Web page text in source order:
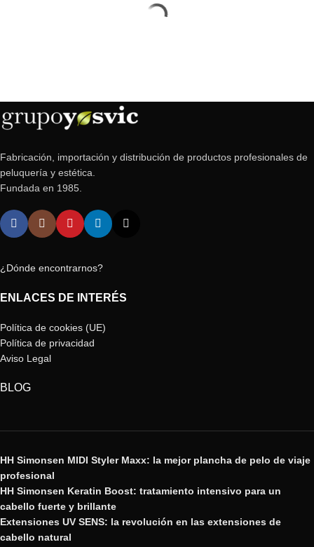
Fabricación, importación y distribución de productos profesionales de
peluquería y estética.
Fundada en 1985.
¿Dónde encontrarnos?
ENLACES DE INTERÉS
Política de cookies (UE)
Política de privacidad
Aviso Legal
BLOG
HH Simonsen MIDI Styler Maxx: la mejor plancha de pelo de viaje
profesional
HH Simonsen Keratin Boost: tratamiento intensivo para un
cabello fuerte y brillante
Extensiones UV SENS: la revolución en las extensiones de
cabello natural